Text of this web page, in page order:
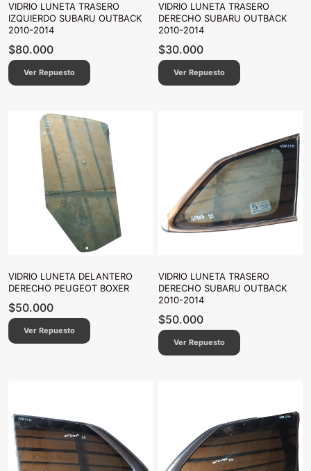
VIDRIO LUNETA TRASERO
IZQUIERDO SUBARU OUTBACK
2010-2014
$80.000
Ver Repuesto
VIDRIO LUNETA TRASERO
DERECHO SUBARU OUTBACK
2010-2014
$30.000
Ver Repuesto
VIDRIO LUNETA DELANTERO
DERECHO PEUGEOT BOXER
$50.000
Ver Repuesto
VIDRIO LUNETA TRASERO
DERECHO SUBARU OUTBACK
2010-2014
$50.000
Ver Repuesto